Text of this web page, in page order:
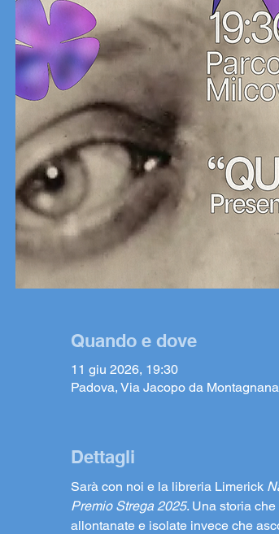
Quando e dove
11 giu 2026, 19:30
Padova, Via Jacopo da
Dettagli
Sarà con noi e la libreria Limerick
Premio Strega 2025. Una storia
allontanate e isolate invece che